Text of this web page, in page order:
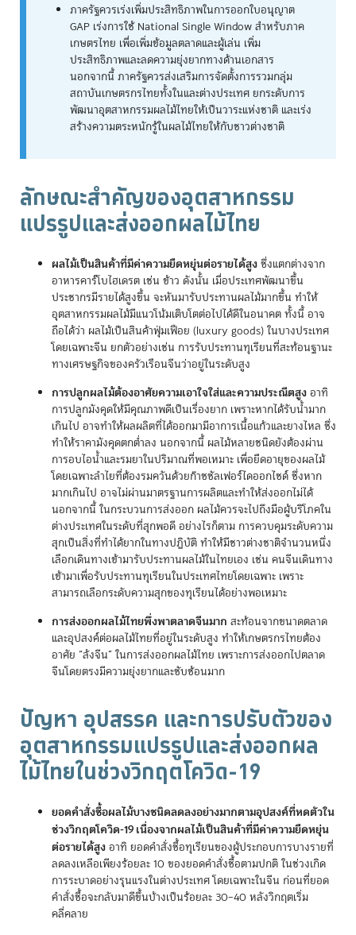
ภาครัฐควรเร่งเพิ่มประสิทธิภาพในการออกใบอนุญาต
GAP เร่งการใช้ National Single Window สำหรับภาค
เกษตรไทย เพื่อเพิ่มข้อมูลตลาดและผู้เล่น เพิ่ม
ประสิทธิภาพและลดความยุ่งยากทางด้านเอกสาร
นอกจากนี้ ภาครัฐควรส่งเสริมการจัดตั้งการรวมกลุ่ม
สถาบันเกษตรกรไทยทั้งในและต่างประเทศ ยกระดับการ
พัฒนาอุตสาหกรรมผลไม้ไทยให้เป็นวาระแห่งชาติ และเร่ง
สร้างความตระหนักรู้ในผลไม้ไทยให้กับชาวต่างชาติ
ลักษณะสำคัญของอุตสาหกรรม
แปรรูปและส่งออกผลไม้ไทย
ผลไม้เป็นสินค้าที่มีค่าความยืดหยุ่นต่อรายได้สูงซึ่งแตกต่างจาก
อาหารคาร์โบไฮเดรต เช่น ข้าว ดังนั้น เมื่อประเทศพัฒนาขึ้น
ประชากรมีรายได้สูงขึ้น จะหันมารับประทานผลไม้มากขึ้น ทำให้
อุตสาหกรรมผลไม้มีแนวโน้มเติบโตต่อไปได้ดีในอนาคต ทั้งนี้ อาจ
ถือได้ว่า ผลไม้เป็นสินค้าฟุ่มเฟือย (luxury goods) ในบางประเทศ
โดยเฉพาะจีน ยกตัวอย่างเช่น การรับประทานทุเรียนที่สะท้อนฐานะ
ทางเศรษฐกิจของครัวเรือนจีนว่าอยู่ในระดับสูง
การปลูกผลไม้ต้องอาศัยความเอาใจใส่และความประณีตสูงอาทิ
การปลูกมังคุดให้มีคุณภาพดีเป็นเรื่องยาก เพราะหากได้รับน้ำมาก
เกินไป อาจทำให้ผลผลิตที่ได้ออกมามีอาการเนื้อแก้วและยางไหล ซึ่ง
ทำให้ราคามังคุดตกต่ำลง นอกจากนี้ ผลไม้หลายชนิดยังต้องผ่าน
การอบไอน้ำและรมยาในปริมาณที่พอเหมาะ เพื่อยืดอายุของผลไม้
โดยเฉพาะลำไยที่ต้องรมควันด้วยก๊าซซัลเฟอร์ไดออกไซด์ ซึ่งหาก
มากเกินไป อาจไม่ผ่านมาตรฐานการผลิตและทำให้ส่งออกไม่ได้
นอกจากนี้ ในกระบวนการส่งออก ผลไม้ควรจะไปถึงมือผู้บริโภคใน
ต่างประเทศในระดับที่สุกพอดี อย่างไรก็ตาม การควบคุมระดับความ
สุกเป็นสิ่งที่ทำได้ยากในทางปฏิบัติ ทำให้มีชาวต่างชาติจำนวนหนึ่ง
เลือกเดินทางเข้ามารับประทานผลไม้ในไทยเอง เช่น คนจีนเดินทาง
เข้ามาเพื่อรับประทานทุเรียนในประเทศไทยโดยเฉพาะ เพราะ
สามารถเลือกระดับความสุกของทุเรียนได้อย่างพอเหมาะ
การส่งออกผลไม้ไทยพึ่งพาตลาดจีนมาก สะท้อนจากขนาดตลาด
และอุปสงค์ต่อผลไม้ไทยที่อยู่ในระดับสูง ทำให้เกษตรกรไทยต้อง
อาศัย “ล้งจีน” ในการส่งออกผลไม้ไทย เพราะการส่งออกไปตลาด
จีนโดยตรงมีความยุ่งยากและซับซ้อนมาก
ปัญหา อุปสรรค และการปรับตัวของ
อุตสาหกรรมแปรรูปและส่งออกผล
ไม้ไทยในช่วงวิกฤตโควิด-19
ยอดคำสั่งซื้อผลไม้บางชนิดลดลงอย่างมากตามอุปสงค์ที่หดตัวใน
ช่วงวิกฤตโควิด-19 เนื่องจากผลไม้เป็นสินค้าที่มีค่าความยืดหยุ่น
ต่อรายได้สูงอาทิ ยอดคำสั่งซื้อทุเรียนของผู้ประกอบการบางรายที่
ลดลงเหลือเพียงร้อยละ 10 ของยอดคำสั่งซื้อตามปกติ ในช่วงเกิด
การระบาดอย่างรุนแรงในต่างประเทศ โดยเฉพาะในจีน ก่อนที่ยอด
คำสั่งซื้อจะกลับมาดีขึ้นบ้างเป็นร้อยละ 30–40 หลังวิกฤตเริ่ม
คลี่คลาย